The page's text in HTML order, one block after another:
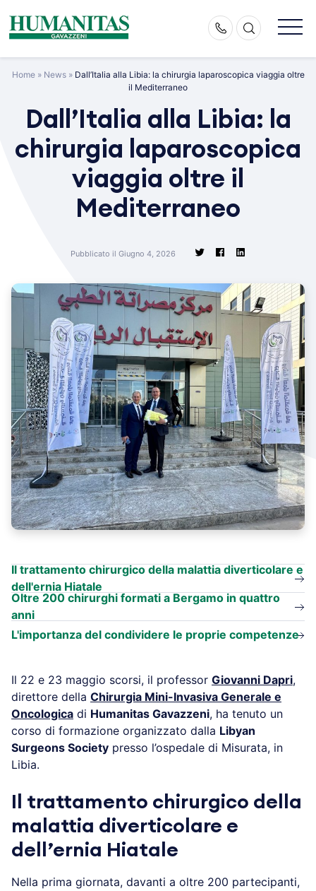
content
Home» News» Dall’Italia alla Libia: la chirurgia laparoscopica viaggia oltre
il Mediterraneo
Dall’Italia alla Libia: la
chirurgia laparoscopica
viaggia oltre il
Mediterraneo
Pubblicato il Giugno 4, 2026
Il trattamento chirurgico della malattia diverticolare e
dell'ernia Hiatale
Oltre 200 chirurghi formati a Bergamo in quattro
anni
L'importanza del condividere le proprie competenze
Il 22 e 23 maggio scorsi, il professor Giovanni Dapri,
direttore della Chirurgia Mini-Invasiva Generale e
Oncologica di Humanitas Gavazzeni, ha tenuto un
corso di formazione organizzato dalla Libyan
Surgeons Society presso l’ospedale di Misurata, in
Libia.
Il trattamento chirurgico della
malattia diverticolare e
dell’ernia Hiatale
Nella prima giornata, davanti a oltre 200 partecipanti,